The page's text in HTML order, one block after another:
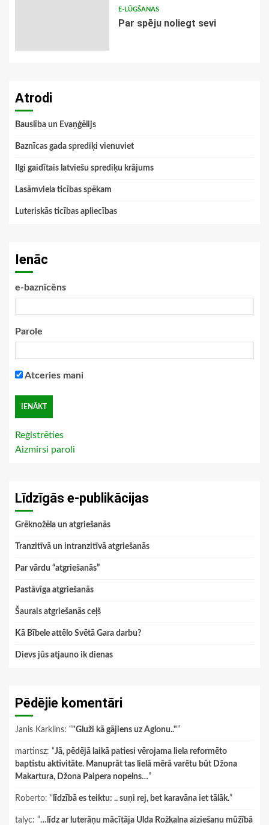
E-LŪGŠANAS
Par spēju noliegt sevi
Atrodi
Bauslība un Evaņģēlijs
Baznīcas gada sprediķi vienuviet
Ilgi gaidītais latviešu sprediķu krājums
Lasāmviela ticības spēkam
Luteriskās ticības apliecības
Ienāc
e-baznīcēns
Parole
Atceries mani
Reģistrēties
Aizmirsi paroli
Līdzīgās e-publikācijas
Grēknožēla un atgriešanās
Tranzitīvā un intranzitīvā atgriešanās
Par vārdu “atgriešanās”
Pastāvīga atgriešanās
Šaurais atgriešanās ceļš
Kā Bībele attēlo Svētā Gara darbu?
Dievs jūs atjauno ik dienas
Pēdējie komentāri
Janis Karklins: “"Gluži kā gājiens uz Aglonu.."”
martinsz: “Jā, pēdējā laikā patiesi vērojama liela reformēto
baptistu aktivitāte. Manuprāt tas lielā mērā varētu būt Džona
Makartura, Džona Paipera nopelns…”
Roberto: “ līdzībā es teiktu: .. suņi rej, bet karavāna iet tālāk.”
talyc: “…līdz ar luterāņu mācītāja Ulda Rožkalna aiziešanu mūžībā